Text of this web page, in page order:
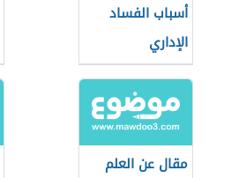
أسباب الفساد
الإداري
مقال عن العلم